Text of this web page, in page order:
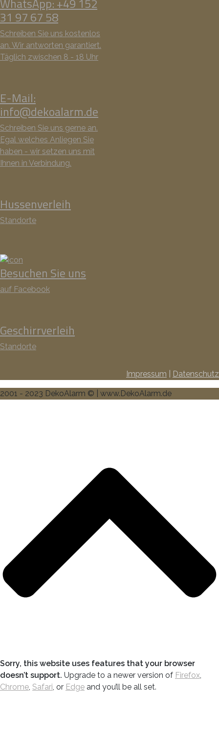
31 97 67 58
Schreiben Sie uns kostenlos
an. Wir antworten garantiert.
Täglich zwischen 8 - 18 Uhr
E-Mail:
info@dekoalarm.de
Schreiben Sie uns gerne an.
Egal welches Anliegen Sie
haben - wir setzen uns mit
Ihnen in Verbindung.
Hussenverleih
Standorte
Besuchen Sie uns
auf Facebook
Geschirrverleih
Standorte
Impressum Datenschutz
2001 - 2023 DekoAlarm © | www.DekoAlarm.de
Sorry, this website uses features that your browser
doesn’t support. Upgrade to a newer version of Firefox,
Chrome, Safari, or Edge and you’ll be all set.